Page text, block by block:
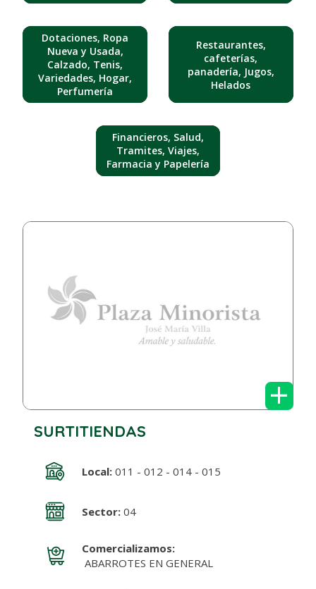
Dotaciones, Ropa
Nueva y Usada,
Calzado, Tenis,
Variedades, Hogar,
Perfumería
Restaurantes,
cafeterías,
panadería, Jugos,
Helados
Financieros, Salud,
Tramites, Viajes,
Farmacia y Papelería
+
SURTITIENDAS
Local:011 - 012 - 014 - 015
Sector:04
Comercializamos:
ABARROTES EN GENERAL